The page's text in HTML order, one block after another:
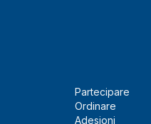
Partecipare
Ordinare
Adesioni